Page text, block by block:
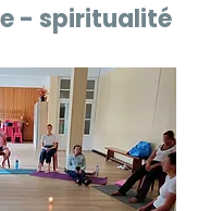
- spiritualité